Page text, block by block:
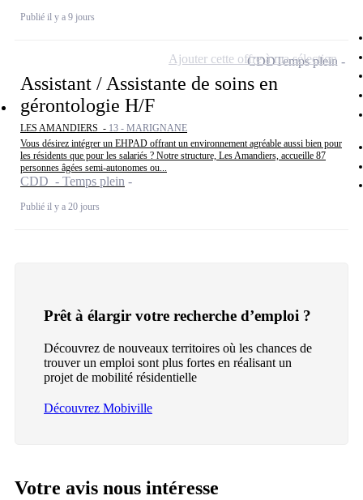
Publié il y a 9 jours
Assistant / Assistante de soins en
gérontologie H/F
LES AMANDIERS - 13 - MARIGNANE
Vous désirez intégrer un EHPAD offrant un environnement agréable aussi bien pour
les résidents que pour les salariés ? Notre structure, Les Amandiers, accueille 87
personnes âgées semi-autonomes ou...
CDD - Temps plein
Publié il y a 20 jours
CDDTemps plein
Ajouter cette offre à ma sélection
Prêt à élargir votre recherche d’emploi ?
Découvrez de nouveaux territoires où les chances de
trouver un emploi sont plus fortes en réalisant un
projet de mobilité résidentielle
Découvrez Mobiville
Votre avis nous intéresse